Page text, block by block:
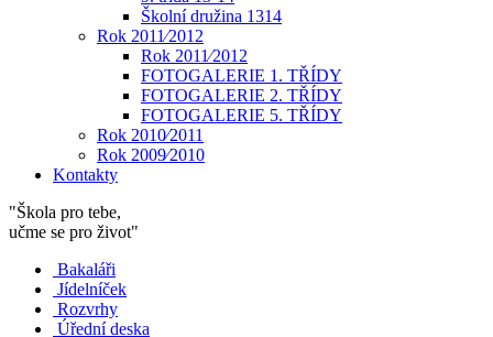
Školní družina 1314
Rok 2011⁄2012
Rok 2011⁄2012
FOTOGALERIE 1. TŘÍDY
FOTOGALERIE 2. TŘÍDY
FOTOGALERIE 5. TŘÍDY
Rok 2010⁄2011
Rok 2009⁄2010
Kontakty
"Škola pro tebe,
učme se pro život"
Bakaláři
Jídelníček
Rozvrhy
Úřední deska